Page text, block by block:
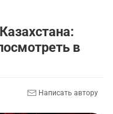
в
Написать автору